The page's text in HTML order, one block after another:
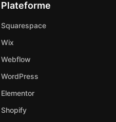
Plateforme
Squarespace
Wix
Webflow
WordPress
Elementor
Shopify